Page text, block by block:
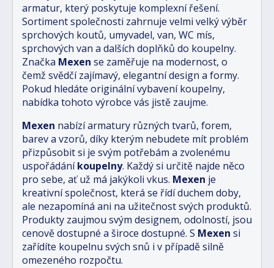
armatur, který poskytuje komplexní řešení.
Sortiment společnosti zahrnuje velmi velký výběr
sprchových koutů, umyvadel, van, WC mís,
sprchových van a dalších doplňků do koupelny.
Značka Mexen se zaměřuje na modernost, o
čemž svědčí zajímavý, elegantní design a formy.
Pokud hledáte originální vybavení koupelny,
nabídka tohoto výrobce vás jistě zaujme.
Mexen nabízí armatury různých tvarů, forem,
barev a vzorů, díky kterým nebudete mít problém
přizpůsobit si je svým potřebám a zvolenému
uspořádáníkoupelny. Každý si určitě najde něco
pro sebe, ať už má jakýkoli vkus. Mexen je
kreativní společnost, která se řídí duchem doby,
ale nezapomíná ani na užitečnost svých produktů.
Produkty zaujmou svým designem, odolností, jsou
cenově dostupné a široce dostupné. S Mexen si
zařídíte koupelnu svých snů i v případě silně
omezeného rozpočtu.